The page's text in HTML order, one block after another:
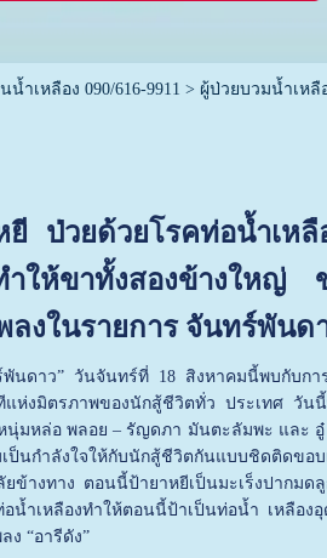
ำเหลือง 090/616-9911 > ผู้ป่วยบวมน้ำเหลื
ยี ป่วยด้วยโรคท่อน้ำเหลื
ให้ขาทั้งสองข้างใหญ่
ลงในรายการ จันทร์พันด
พันดาว” วันจันทร์ที่ 18 สิงหาคมนี้พบกับกา
ทีแห่งมิตรภาพของนักสู้ชีวิตทั่ว ประเทศ วัน
นุ่มหล่อ พลอย – รัญดภา มันตะลัมพะ และ อู๋
นกำลังใจให้กับนักสู้ชีวิตกันแบบชิดติดขอบเ
างทาง ตอนนี้ป้ายาหยีเป็นมะเร็งปากมดลู
น้ำเหลืองทำให้ตอนนี้ป้าเป็นท่อน้ำ เหลือง
“อารีดัง”